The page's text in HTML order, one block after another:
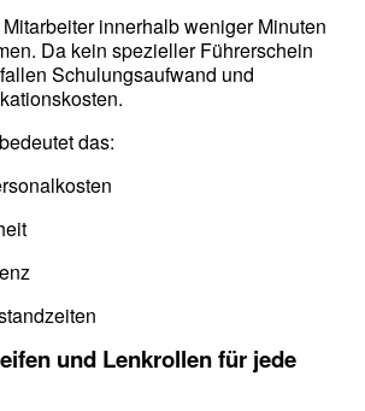
innerhalb weniger Minuten
Da kein spezieller Führerschein
Schulungsaufwand und
das:
und Lenkrollen für jede